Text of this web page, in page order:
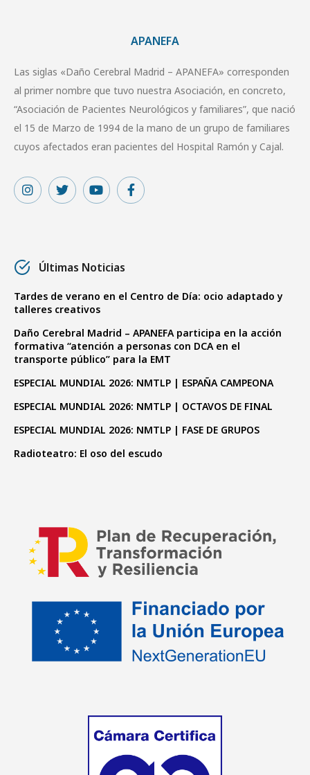
APANEFA
Las siglas «Daño Cerebral Madrid – APANEFA» corresponden
al primer nombre que tuvo nuestra Asociación, en concreto,
“Asociación de Pacientes Neurológicos y familiares”, que nació
el 15 de Marzo de 1994 de la mano de un grupo de familiares
cuyos afectados eran pacientes del Hospital Ramón y Cajal.
Últimas Noticias
Tardes de verano en el Centro de Día: ocio adaptado y
talleres creativos
Daño Cerebral Madrid – APANEFA participa en la acción
formativa “atención a personas con DCA en el
transporte público” para la EMT
ESPECIAL MUNDIAL 2026: NMTLP | ESPAÑA CAMPEONA
ESPECIAL MUNDIAL 2026: NMTLP | OCTAVOS DE FINAL
ESPECIAL MUNDIAL 2026: NMTLP | FASE DE GRUPOS
Radioteatro: El oso del escudo